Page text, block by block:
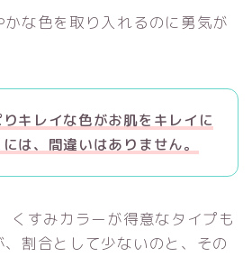
な色を取り入れるのに勇気が
キレイな色がお肌をキレイに
は、間違いはありません。
くすみカラーが得意なタイプも
割合として少ないのと、その